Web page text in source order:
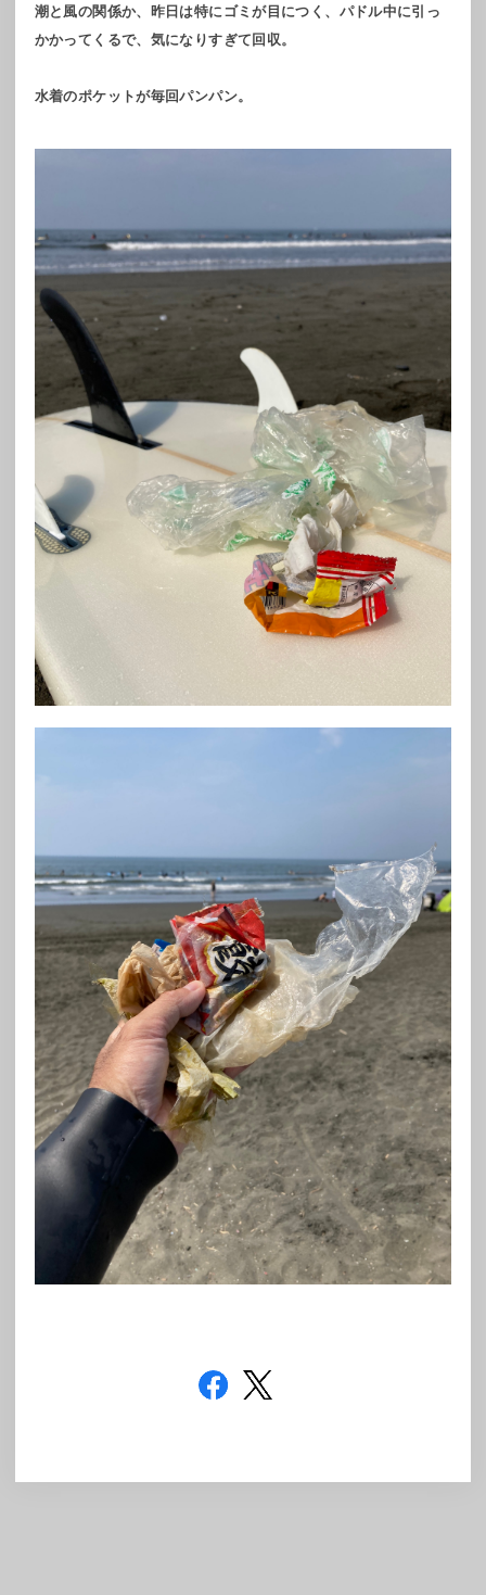
潮と風の関係か、昨日は特にゴミが目につく、パドル中に引っ
かかってくるで、気になりすぎて回収。
水着のポケットが毎回パンパン。